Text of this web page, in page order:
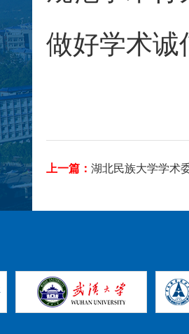
做好学术诚
上一篇： 湖北民族大学学术